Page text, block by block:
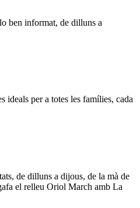
ben informat, de dilluns a
ideals per a totes les famílies, cada
de dilluns a dijous, de la mà de
el relleu Oriol March amb La